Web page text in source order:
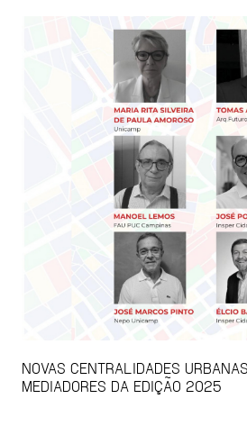
NOVAS CENTRALIDADES
MEDIADORES DA EDIÇÃO 2025